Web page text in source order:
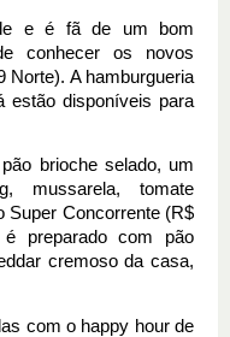
e é fã de um bom
conhecer os novos
estão disponíveis para
brioche selado, um
mussarela, tomate
Super Concorrente (R$
preparado com pão
cremoso da casa,
com o happy hour de